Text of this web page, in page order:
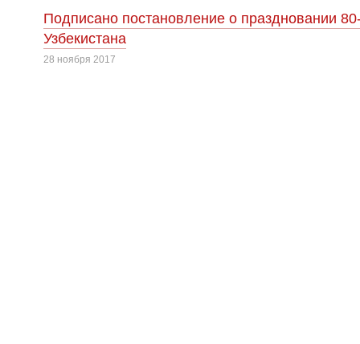
Подписано постановление о праздновании
Узбекистана
28 ноября 2017